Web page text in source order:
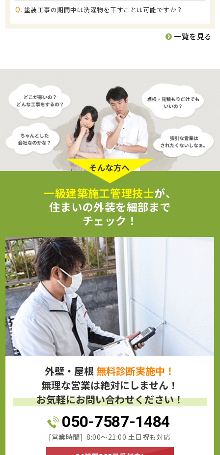
Q. 塗装工事の期間中は洗濯物を干すことは可能ですか？
一覧を見る
一級建築施工管理技士が、
住まいの外装を細部まで
チェック！
外壁・屋根 無料診断実施中！
無理な営業は絶対にしません！
お気軽にお問い合わせください！
050-7587-1484
[営業時間] 8:00～21:00 土日祝も対応